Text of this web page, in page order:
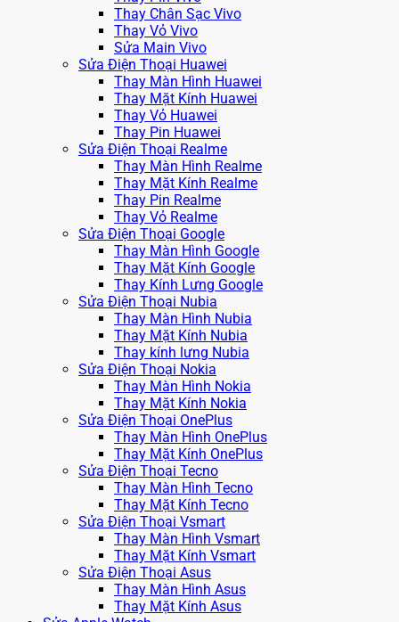
Thay Chân Sạc Vivo
Thay Vỏ Vivo
Sửa Main Vivo
Sửa Điện Thoại Huawei
Thay Màn Hình Huawei
Thay Mặt Kính Huawei
Thay Vỏ Huawei
Thay Pin Huawei
Sửa Điện Thoại Realme
Thay Màn Hình Realme
Thay Mặt Kính Realme
Thay Pin Realme
Thay Vỏ Realme
Sửa Điện Thoại Google
Thay Màn Hình Google
Thay Mặt Kính Google
Thay Kính Lưng Google
Sửa Điện Thoại Nubia
Thay Màn Hình Nubia
Thay Mặt Kính Nubia
Thay kính lưng Nubia
Sửa Điện Thoại Nokia
Thay Màn Hình Nokia
Thay Mặt Kính Nokia
Sửa Điện Thoại OnePlus
Thay Màn Hình OnePlus
Thay Mặt Kính OnePlus
Sửa Điện Thoại Tecno
Thay Màn Hình Tecno
Thay Mặt Kính Tecno
Sửa Điện Thoại Vsmart
Thay Màn Hình Vsmart
Thay Mặt Kính Vsmart
Sửa Điện Thoại Asus
Thay Màn Hình Asus
Thay Mặt Kính Asus